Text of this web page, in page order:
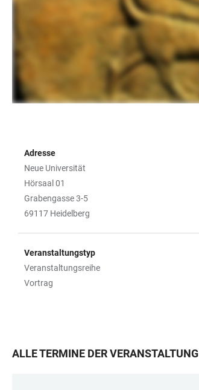
Adresse
Neue Universität
Hörsaal 01
Grabengasse 3-5
69117 Heidelberg
Veranstaltungstyp
Veranstaltungsreihe
Vortrag
ALLE TERMINE DER VERANSTALTUNG